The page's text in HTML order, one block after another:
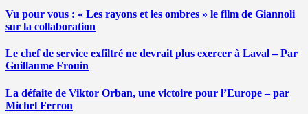
Vu pour vous : « Les rayons et les ombres » le film de Giannoli
sur la collaboration
Le chef de service exfiltré ne devrait plus exercer à Laval – Par
Guillaume Frouin
La défaite de Viktor Orban, une victoire pour l’Europe – par
Michel Ferron